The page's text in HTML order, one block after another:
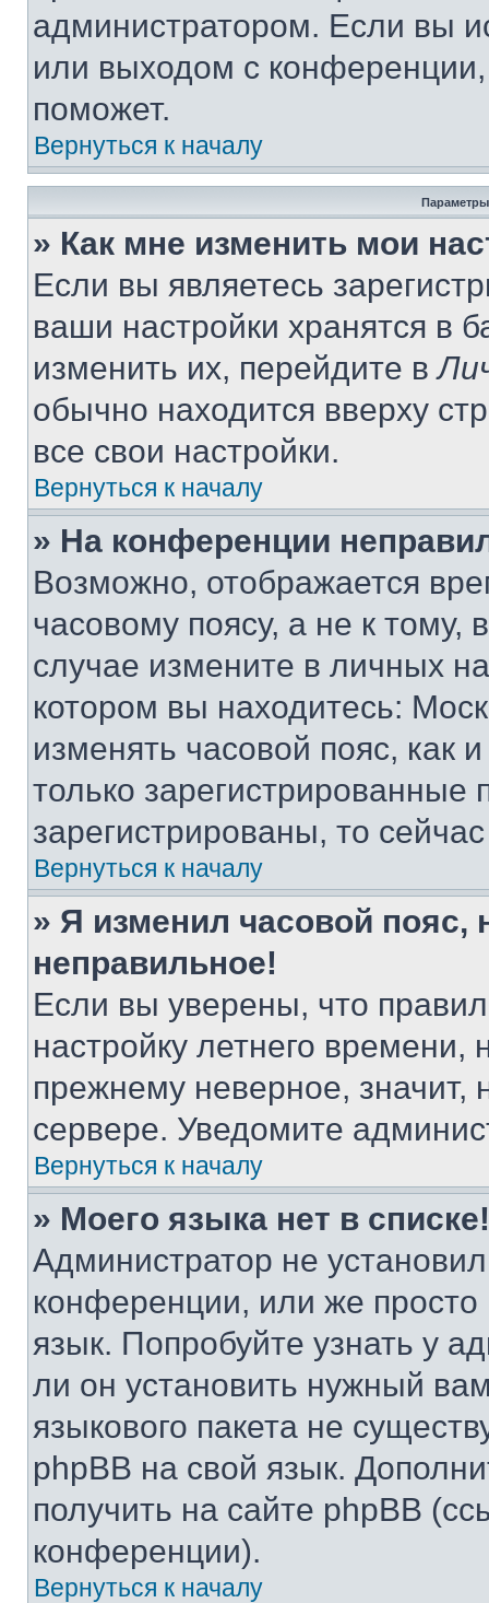
администратором. Если вы
или выходом с
поможет.
Вернуться к началу
Параметры
» Как мне изменить мои
Если вы являетесь
ваши настройки хранятся в
изменить их, перейдите в
обычно находится вверху
все свои настройки.
Вернуться к началу
» На конференции
Возможно, отображается
часовому поясу, а не к тому,
случае измените в личных
котором вы находитесь:
изменять часовой пояс, как
только
зарегистрированы, то
Вернуться к началу
» Я изменил часовой пояс,
неправильное!
Если вы уверены, что
настройку летнего
прежнему неверное, значит,
сервере. Уведомите
Вернуться к началу
» Моего языка нет в списке!
Администратор не
конференции, или же
язык. Попробуйте узнать у
ли он установить нужный
языкового пакета не
phpBB на свой язык.
получить на сайте phpBB
конференции).
Вернуться к началу